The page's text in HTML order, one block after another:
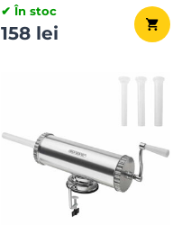
✔ În stoc
158 lei